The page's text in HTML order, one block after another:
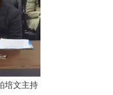
培文主持